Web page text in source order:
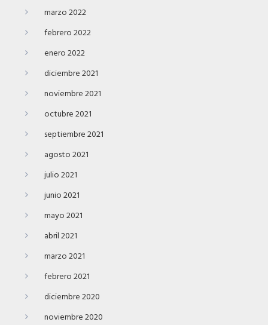
marzo 2022
febrero 2022
enero 2022
diciembre 2021
noviembre 2021
octubre 2021
septiembre 2021
agosto 2021
julio 2021
junio 2021
mayo 2021
abril 2021
marzo 2021
febrero 2021
diciembre 2020
noviembre 2020